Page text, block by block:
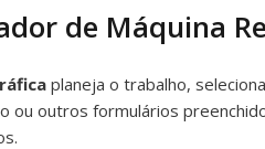
de Máquina
planeja o trabalho,
ou outros formulários